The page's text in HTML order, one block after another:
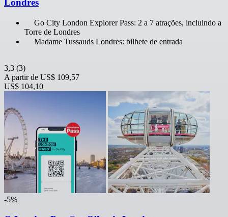
Londres
Go City London Explorer Pass: 2 a 7 atrações, incluindo a
Torre de Londres
Madame Tussauds Londres: bilhete de entrada
3,3 (3)
A partir de US$ 109,57
US$ 104,10
-5%